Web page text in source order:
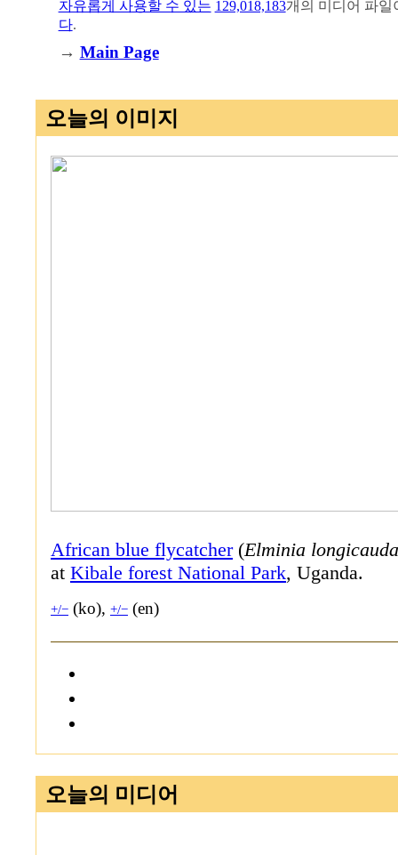
자유롭게 사용할 수 있는 129,018,183개의 미디어 파
다.
→ Main Page
오늘의 이미지
African blue flycatcher(Elminia longicauda
at Kibale forest National Park, Uganda.
+/− (ko), +/− (en)
오늘의 미디어